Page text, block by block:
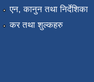
एन, कानुन तथा निर्देशिका
कर तथा शुल्कहरु